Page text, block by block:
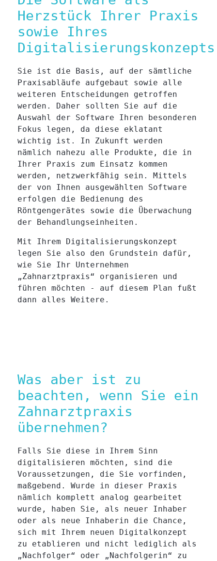
Herzstück Ihrer Praxis
sowie Ihres
Digitalisierungskonzepts
Sie ist die Basis, auf der sämtliche
Praxisabläufe aufgebaut sowie alle
weiteren Entscheidungen getroffen
werden. Daher sollten Sie auf die
Auswahl der Software Ihren besonderen
Fokus legen, da diese eklatant
wichtig ist. In Zukunft werden
nämlich nahezu alle Produkte, die in
Ihrer Praxis zum Einsatz kommen
werden, netzwerkfähig sein. Mittels
der von Ihnen ausgewählten Software
erfolgen die Bedienung des
Röntgengerätes sowie die Überwachung
der Behandlungseinheiten.
Mit Ihrem Digitalisierungskonzept
legen Sie also den Grundstein dafür,
wie Sie Ihr Unternehmen
„Zahnarztpraxis“ organisieren und
führen möchten - auf diesem Plan fußt
dann alles Weitere.
Was aber ist zu
beachten, wenn Sie ein
Zahnarztpraxis
übernehmen?
Falls Sie diese in Ihrem Sinn
digitalisieren möchten, sind die
Voraussetzungen, die Sie vorfinden,
maßgebend. Wurde in dieser Praxis
nämlich komplett analog gearbeitet
wurde, haben Sie, als neuer Inhaber
oder als neue Inhaberin die Chance,
sich mit Ihrem neuen Digitalkonzept
zu etablieren und nicht lediglich als
„Nachfolger“ oder „Nachfolgerin“ zu